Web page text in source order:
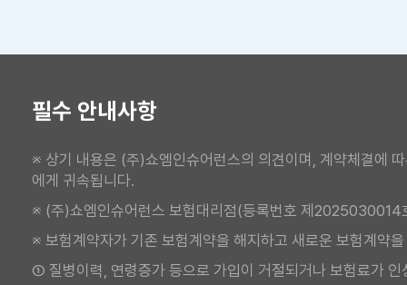
필수 안내사항
※ 상기 내용은 (주)쇼엠인슈어런스의 의견이며, 계약체결에
에게 귀속됩니다.
※ (주)쇼엠인슈어런스 보험대리점(등록번호 제2025030014
※ 보험계약자가 기존 보험계약을 해지하고 새로운 보험계약
① 질병이력, 연령증가 등으로 가입이 거절되거나 보험료가 인